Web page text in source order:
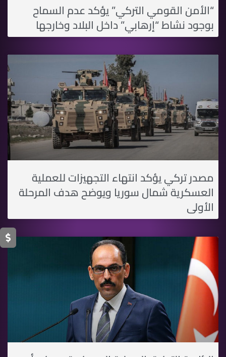
“الأمن القومي التركي” يؤكد عدم السماح
بوجود نشاط “إرهابي” داخل البلاد وخارجها
مصدر تركي يؤكد انتهاء التجهيزات للعملية
العسكرية شمال سوريا ويوضح هدف المرحلة
الأولى